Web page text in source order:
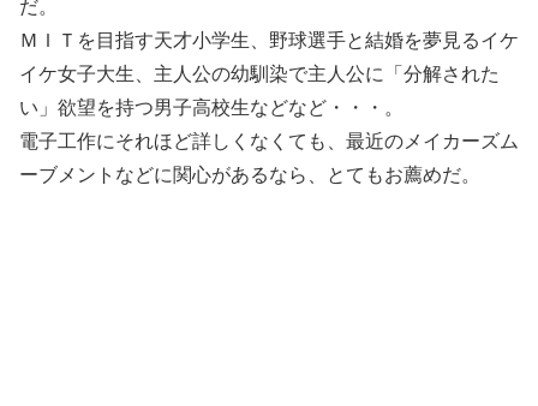
だ。
ＭＩＴを目指す天才小学生、野球選手と結婚を夢見るイケ
イケ女子大生、主人公の幼馴染で主人公に「分解された
い」欲望を持つ男子高校生などなど・・・。
電子工作にそれほど詳しくなくても、最近のメイカーズム
ーブメントなどに関心があるなら、とてもお薦めだ。